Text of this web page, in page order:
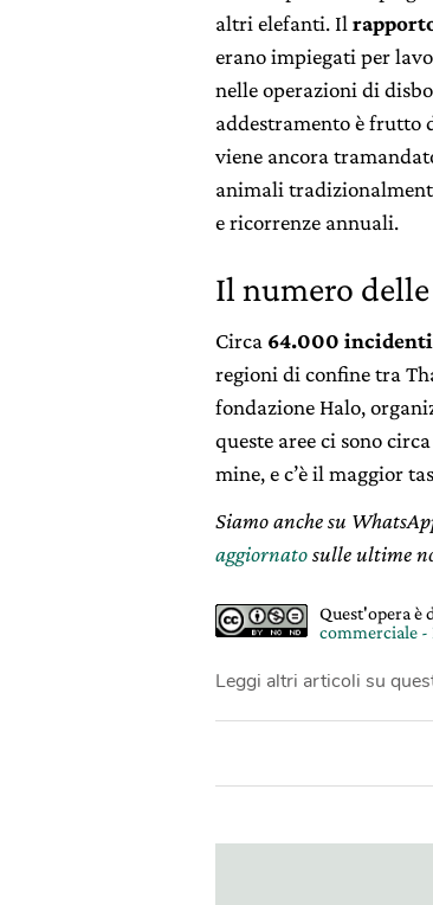
altri elefanti. Il
erano impiegati per
nelle operazioni di
addestramento è frutto
viene ancora
animali
e ricorrenze annuali.
Il numero
Circa 64.000 incidenti
regioni di confine tra
fondazione Halo,
queste aree ci sono
mine, e c’è il maggior
Siamo anche su
aggiornatosulle ultime
Quest'opera è
commerciale -
Leggi altri articoli su